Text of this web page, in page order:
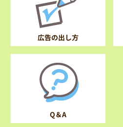
広告の出し方
Q＆A